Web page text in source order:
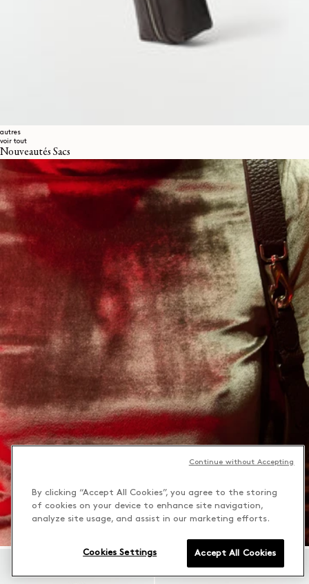
autres
voir tout
Nouveautés Sacs
By clicking “Accept All Cookies”, you agree to the storing
of cookies on your device to enhance site navigation,
analyze site usage, and assist in our marketing efforts.
Accept All Cookies
Cookies Settings
Continue without Accepting